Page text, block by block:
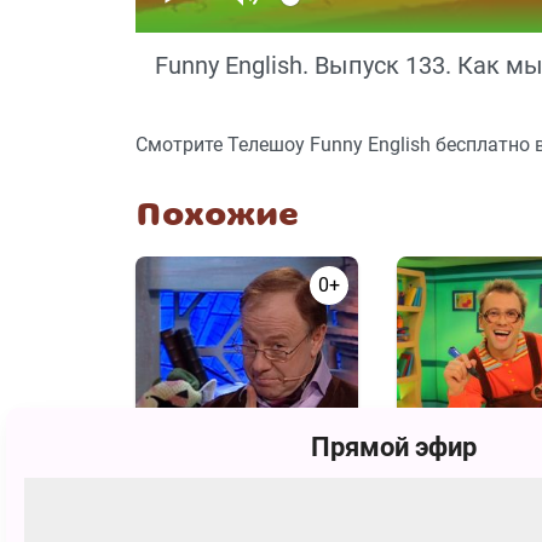
Funny English. Выпуск 133. Как
Смотрите Телешоу Funny English
Похожие
0+
Прямой эфир